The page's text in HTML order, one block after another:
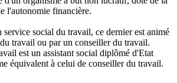
l'autonomie financière.
social du travail, ce dernier est animé
travail ou par un conseiller du travail.
est un assistant social diplômé d'Etat
équivalent à celui de conseiller du travail.